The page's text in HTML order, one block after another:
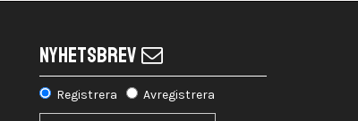
NYHETSBREV
Registrera Avregistrera